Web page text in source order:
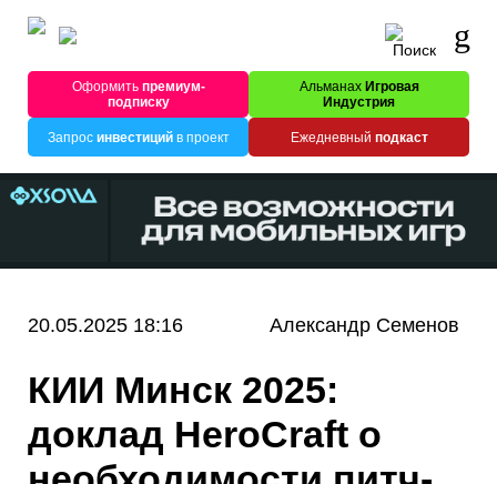
Оформитьпремиум-
подписку
Альманах Игровая
Индустрия
Запрос инвестицийв проект Ежедневный подкаст
20.05.2025 18:16 Александр Семенов
КИИ Минск 2025:
доклад HeroCraft о